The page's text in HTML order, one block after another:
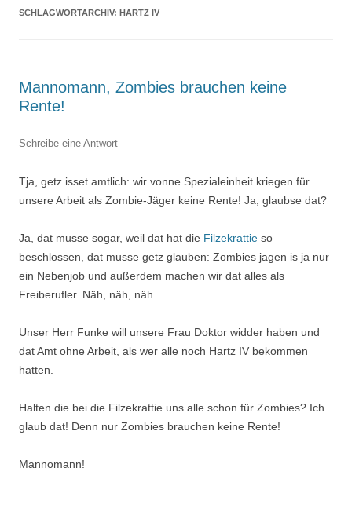
SCHLAGWORTARCHIV: HARTZ IV
Mannomann, Zombies brauchen keine
Rente!
Schreibe eine Antwort
Tja, getz isset amtlich: wir vonne Spezialeinheit kriegen für
unsere Arbeit als Zombie-Jäger keine Rente! Ja, glaubse dat?
Ja, dat musse sogar, weil dat hat die Filzekrattie so
beschlossen, dat musse getz glauben: Zombies jagen is ja nur
ein Nebenjob und außerdem machen wir dat alles als
Freiberufler. Näh, näh, näh.
Unser Herr Funke will unsere Frau Doktor widder haben und
dat Amt ohne Arbeit, als wer alle noch Hartz IV bekommen
hatten.
Halten die bei die Filzekrattie uns alle schon für Zombies? Ich
glaub dat! Denn nur Zombies brauchen keine Rente!
Mannomann!